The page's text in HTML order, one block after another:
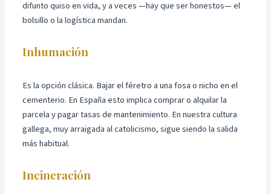
difunto quiso en vida, y a veces —hay que ser honestos— el
bolsillo o la logística mandan.
Inhumación
Es la opción clásica. Bajar el féretro a una fosa o nicho en el
cementerio. En España esto implica comprar o alquilar la
parcela y pagar tasas de mantenimiento. En nuestra cultura
gallega, muy arraigada al catolicismo, sigue siendo la salida
más habitual.
Incineración